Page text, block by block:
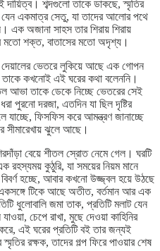
শব্দগুলো তাকে ডাকছে, স্মৃতির
একমাত্র সেতু, যা তাদের আলোর পথে
এক অজানা সাহস তার শিরায় শিরায়
মতো শক্ত, বাতাসের মতো অদৃশ্য।
ভেতরে লুকিয়ে আছে এক গোপন
তাকে কখনোই এই ঘরের কথা বলেননি।
আভা তাকে ডেকে নিচ্ছে ভেতরের সেই
পুরনো দরজা, এতদিন যা ছিল দৃষ্টির
ফিসফিস করে আমন্ত্রণ জানাচ্ছে
সীমারেখায় ঝুলে আছে।
বেয়ে শীতল স্রোত নেমে গেল। ঘরটি
কুঠুরি, যা সময়ের নিয়ম মানে
হচ্ছে, আবার কখনো উজ্জ্বল হয়ে উঠছে
টিকে আছে অতীত, বর্তমান আর এক
ধুলোবালি জমা তাক, প্রতিটি মলাট যেন
চেপে রাখা, মুছে দেওয়া কাহিনির
এই ঘরের প্রতিটি বই তার জন্যই
রক্ষক, তাদের গল্প ফিরে পাওয়ার শেষ